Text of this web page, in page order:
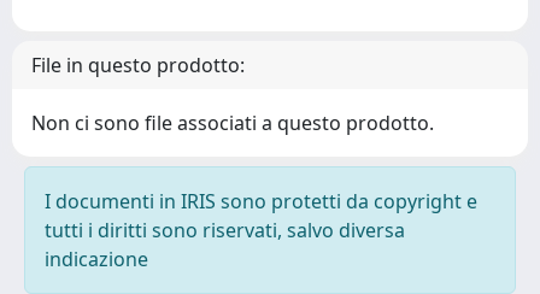
File in questo prodotto:
Non ci sono file associati a questo prodotto.
I documenti in IRIS sono protetti da copyright e
tutti i diritti sono riservati, salvo diversa
indicazione